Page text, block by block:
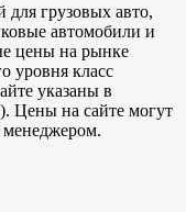
для грузовых авто,
автомобили и
цены на рынке
уровня класс
указаны в
Цены на сайте могут
менеджером.